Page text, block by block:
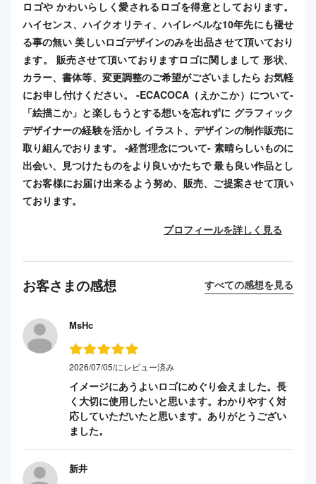
ロゴや かわいらしく愛されるロゴを得意としております。
ハイセンス、ハイクオリティ、ハイレベルな10年先にも褪せ
る事の無い 美しいロゴデザインのみを出品させて頂いており
ます。 販売させて頂いておりますロゴに関しまして 形状、
カラー、書体等、変更調整のご希望がございましたら お気軽
にお申し付けください。 -ECACOCA（えかこか）について-
「絵描こか」と楽しもうとする想いを忘れずに グラフィック
デザイナーの経験を活かし イラスト、デザインの制作販売に
取り組んでおります。 -経営理念について- 素晴らしいものに
出会い、見つけたものをより良いかたちで 最も良い作品とし
てお客様にお届け出来るよう努め、販売、ご提案させて頂い
ております。
プロフィールを詳しく見る
お客さまの感想 すべての感想を見る
MsHc
2026/07/05/にレビュー済み
イメージにあうよいロゴにめぐり会えました。長
く大切に使用したいと思います。わかりやすく対
応していただいたと思います。ありがとうござい
ました。
新井